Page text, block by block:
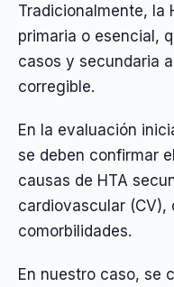
Tradicionalmente, la
primaria o esencial,
casos y secundaria
corregible.
En la evaluación
se deben confirmar
causas de HTA
cardiovascular (CV),
comorbilidades.
En nuestro caso, se